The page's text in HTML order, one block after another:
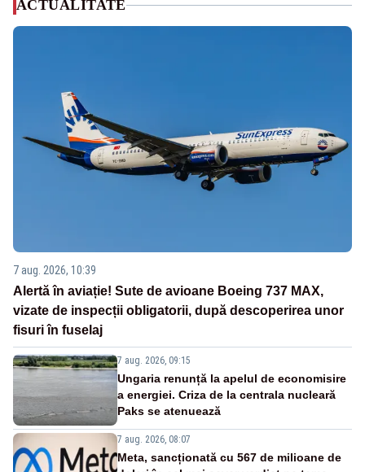
ACTUALITATE
7 aug. 2026, 10:39
Alertă în aviație! Sute de avioane Boeing 737 MAX,
vizate de inspecții obligatorii, după descoperirea unor
fisuri în fuselaj
7 aug. 2026, 09:15
Ungaria renunță la apelul de economisire
a energiei. Criza de la centrala nucleară
Paks se atenuează
7 aug. 2026, 08:07
Meta, sancționată cu 567 de milioane de